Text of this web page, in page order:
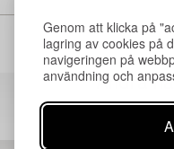
Genom att klicka på
lagring av cookies på
navigeringen på
användning och
Andra